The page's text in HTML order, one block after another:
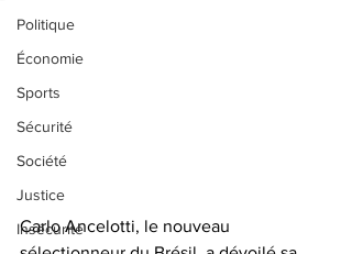
Politique
Économie
Sports
Sécurité
Société
Justice
Insécurité
Carlo Ancelotti, le nouveau